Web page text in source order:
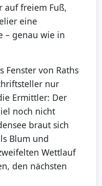
auf freiem Fuß,
eine
– genau wie in
Fenster von Raths
nur
Ermittler: Der
noch nicht
braut sich
Blum und
Wettlauf
den nächsten